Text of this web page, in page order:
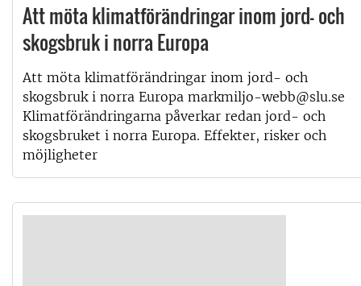
Att möta klimatförändringar inom jord- och
skogsbruk i norra Europa
Att möta klimatförändringar inom jord- och
skogsbruk i norra Europa markmiljo-webb@slu.se
Klimatförändringarna påverkar redan jord- och
skogsbruket i norra Europa. Effekter, risker och
möjligheter